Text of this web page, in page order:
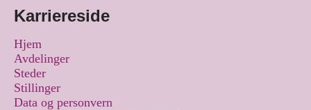
Karriereside
Hjem
Avdelinger
Steder
Stillinger
Data og personvern